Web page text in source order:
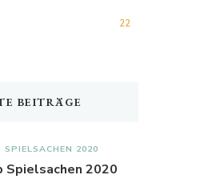
22
BEITRÄGE
SPIELSACHEN 2020
Spielsachen 2020